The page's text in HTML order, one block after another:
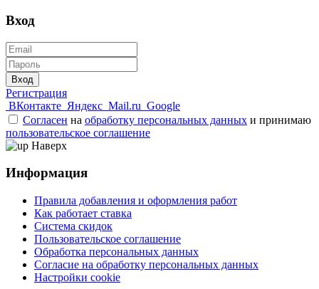
Вход
Вход
Регистрация
ВКонтакте Яндекс Mail.ru Google
Согласен на обработку персональных данных и принимаю
пользовательское соглашение
Наверх
Информация
Правила добавления и оформления работ
Как работает ставка
Система скидок
Пользовательское соглашение
Обработка персональных данных
Согласие на обработку персональных данных
Настройки cookie